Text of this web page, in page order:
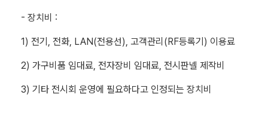
- 장치비 :
1) 전기, 전화, LAN(전용선), 고객관리(RF등록기) 이용료
2) 가구비품 임대료, 전자장비 임대료, 전시판넬 제작비
3) 기타 전시회 운영에 필요하다고 인정되는 장치비